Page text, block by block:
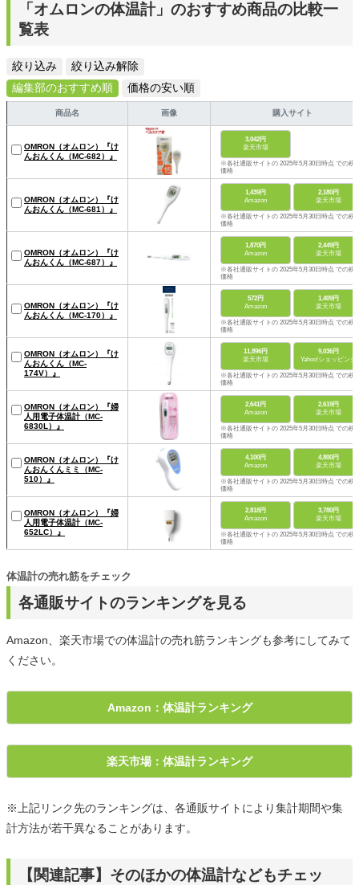
「オムロンの体温計」のおすすめ商品の比較一
覧表
絞り込み
絞り込み解除
編集部のおすすめ順
価格の安い順
商品名 画像 購入サイト
OMRON（オムロン）『け
んおんくん（MC-682）』
3,042円
楽天市場
※各社通販サイトの 2025年5月30日時点 での税
価格
OMRON（オムロン）『け
んおんくん（MC-681）』
1,439円
Amazon
2,180円
楽天市場
※各社通販サイトの 2025年5月30日時点 での税
価格
OMRON（オムロン）『け
んおんくん（MC-687）』
1,870円
Amazon
2,449円
楽天市場
※各社通販サイトの 2025年5月30日時点 での税
価格
OMRON（オムロン）『け
んおんくん（MC-170）』
572円
Amazon
1,409円
楽天市場
※各社通販サイトの 2025年5月30日時点 での税
価格
OMRON（オムロン）『け
んおんくん（MC-
174V）』
11,896円
楽天市場
9,036円
Yahoo!ショッピング
※各社通販サイトの 2025年5月30日時点 での税
価格
OMRON（オムロン）『婦
人用電子体温計（MC-
6830L）』
2,641円
Amazon
2,619円
楽天市場
※各社通販サイトの 2025年5月30日時点 での税
価格
OMRON（オムロン）『け
んおんくんミミ（MC-
510）』
4,100円
Amazon
4,800円
楽天市場
※各社通販サイトの 2025年5月30日時点 での税
価格
OMRON（オムロン）『婦
人用電子体温計（MC-
652LC）』
2,818円
Amazon
3,780円
楽天市場
※各社通販サイトの 2025年5月30日時点 での税
価格
各通販サイトのランキングを見る
体温計の売れ筋をチェック
Amazon、楽天市場での体温計の売れ筋ランキングも参考にしてみて
ください。
Amazon：体温計ランキング
楽天市場：体温計ランキング
※上記リンク先のランキングは、各通販サイトにより集計期間や集
計方法が若干異なることがあります。
【関連記事】そのほかの体温計などもチェッ